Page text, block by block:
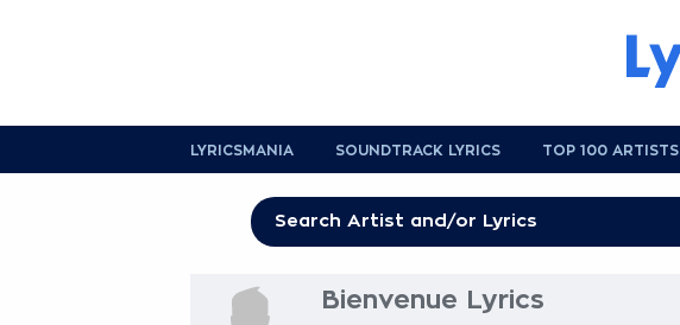
LYRICSMANIA SOUNDTRACK LYRICS TOP 100 ARTISTS
Bienvenue Lyrics